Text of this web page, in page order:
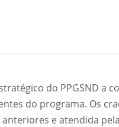
do PPGSND a
do programa. Os
e atendida